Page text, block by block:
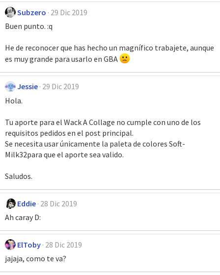
Subzero 29 Dic 2019
Buen punto. :q
He de reconocer que has hecho un magnífico trabajete, aunque
es muy grande para usarlo en GBA
Jessie 29 Dic 2019
Hola.
Tu aporte para el Wack A Collage no cumple con uno de los
requisitos pedidos en el post principal.
Se necesita usar únicamente la paleta de colores Soft-
Milk32para que el aporte sea valido.
Saludos.
Eddie 28 Dic 2019
Ah caray D:
ElToby 28 Dic 2019
jajaja, como te va?